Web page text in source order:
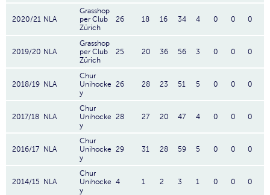
2020/21 NLA
Grasshop
per Club
Zürich
26 18 16 34 4 0 0 0
2019/20 NLA
Grasshop
per Club
Zürich
25 20 36 56 3 0 0 0
2018/19 NLA
Chur
Unihocke
y
26 28 23 51 5 0 0 0
2017/18 NLA
Chur
Unihocke
y
28 27 20 47 4 0 0 0
2016/17 NLA
Chur
Unihocke
y
29 31 28 59 5 0 0 0
2014/15 NLA
Chur
Unihocke
y
4 1 2 3 1 0 0 0